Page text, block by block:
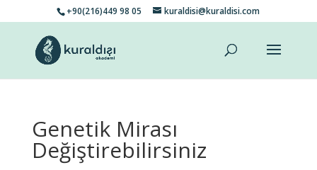
+90(216)449 98 05 kuraldisi@kuraldisi.com
Genetik Mirası
Değiştirebilirsiniz